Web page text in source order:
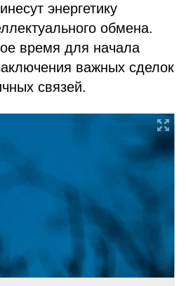
энергетику
обмена.
время для начала
важных сделок
связей.